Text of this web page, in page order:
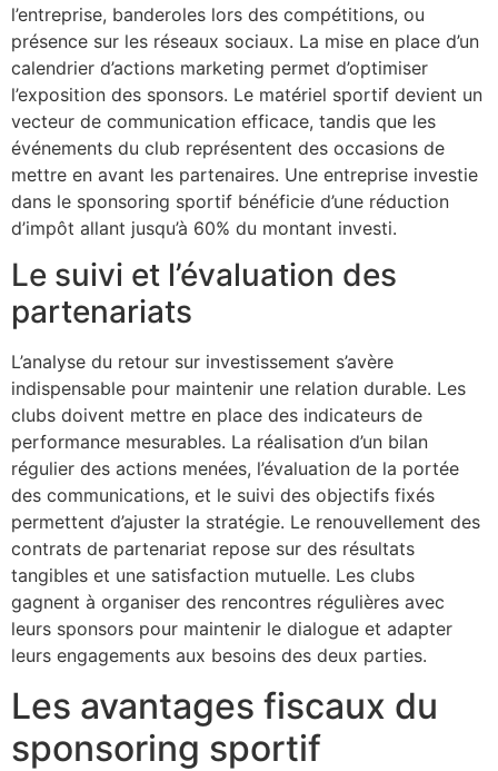
l’entreprise, banderoles lors des compétitions, ou
présence sur les réseaux sociaux. La mise en place d’un
calendrier d’actions marketing permet d’optimiser
l’exposition des sponsors. Le matériel sportif devient un
vecteur de communication efficace, tandis que les
événements du club représentent des occasions de
mettre en avant les partenaires. Une entreprise investie
dans le sponsoring sportif bénéficie d’une réduction
d’impôt allant jusqu’à 60% du montant investi.
Le suivi et l’évaluation des
partenariats
L’analyse du retour sur investissement s’avère
indispensable pour maintenir une relation durable. Les
clubs doivent mettre en place des indicateurs de
performance mesurables. La réalisation d’un bilan
régulier des actions menées, l’évaluation de la portée
des communications, et le suivi des objectifs fixés
permettent d’ajuster la stratégie. Le renouvellement des
contrats de partenariat repose sur des résultats
tangibles et une satisfaction mutuelle. Les clubs
gagnent à organiser des rencontres régulières avec
leurs sponsors pour maintenir le dialogue et adapter
leurs engagements aux besoins des deux parties.
Les avantages fiscaux du
sponsoring sportif